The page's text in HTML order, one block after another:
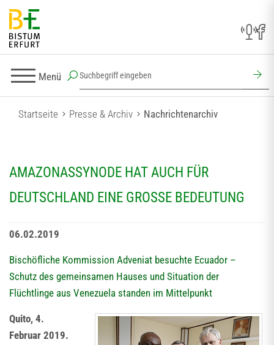
Menü
Startseite Presse & Archiv Nachrichtenarchiv
AMAZONASSYNODE HAT AUCH FÜR
DEUTSCHLAND EINE GROSSE BEDEUTUNG
06.02.2019
Bischöfliche Kommission Adveniat besuchte Ecuador –
Schutz des gemeinsamen Hauses und Situation der
Flüchtlinge aus Venezuela standen im Mittelpunkt
Quito, 4.
Februar 2019.